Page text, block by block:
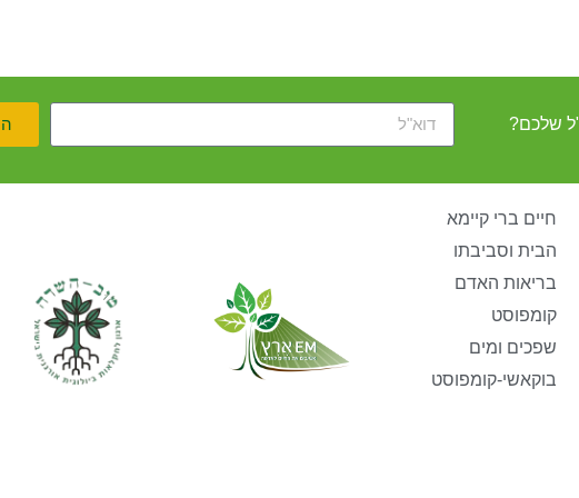
שלכם?
חיים ברי קיימא
הבית וסביבתו
בריאות האדם
קומפוסט
שפכים ומים
בוקאשי-קומפוסט